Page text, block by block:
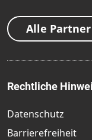
Alle Partner
Rechtliche
Datenschutz
Barrierefreiheit